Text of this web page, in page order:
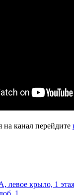
на канал перейдите
левое крыло, 1